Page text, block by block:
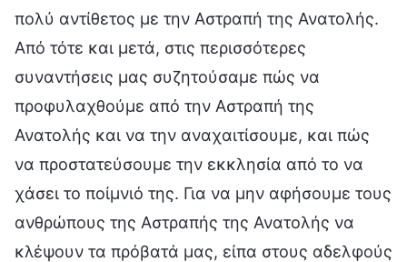
πολύ αντίθετος με την Αστραπή της Ανατολής.
Από τότε και μετά, στις περισσότερες
συναντήσεις μας συζητούσαμε πώς να
προφυλαχθούμε από την Αστραπή της
Ανατολής και να την αναχαιτίσουμε, και πώς
να προστατεύσουμε την εκκλησία από το να
χάσει το ποίμνιό της. Για να μην αφήσουμε τους
ανθρώπους της Αστραπής της Ανατολής να
κλέψουν τα πρόβατά μας, είπα στους αδελφούς